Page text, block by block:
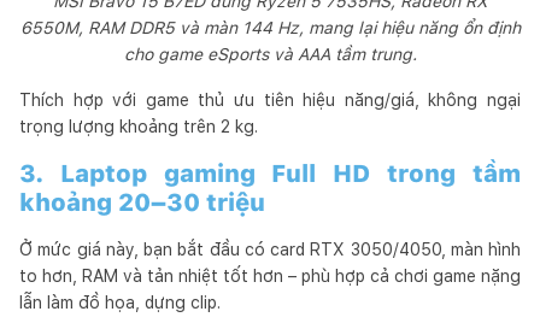
6550M, RAM DDR5 và màn 144 Hz, mang lại hiệu năng ổn định
cho game eSports và AAA tầm trung.
Thích hợp với game thủ ưu tiên hiệu năng/giá, không ngại
trọng lượng khoảng trên 2 kg.
3. Laptop gaming Full HD trong tầm
khoảng 20–30 triệu
Ở mức giá này, bạn bắt đầu có card RTX 3050/4050, màn hình
to hơn, RAM và tản nhiệt tốt hơn – phù hợp cả chơi game nặng
lẫn làm đồ họa, dựng clip.